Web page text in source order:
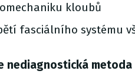
kloubů
fasciálního systému
je nediagnostická